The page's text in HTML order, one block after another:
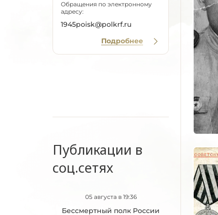
Обращения по электронному
адресу:
1945poisk@polkrf.ru
Подробнее
Публикации в
соц.сетях
05 августа в 19:36
Бессмертный полк России